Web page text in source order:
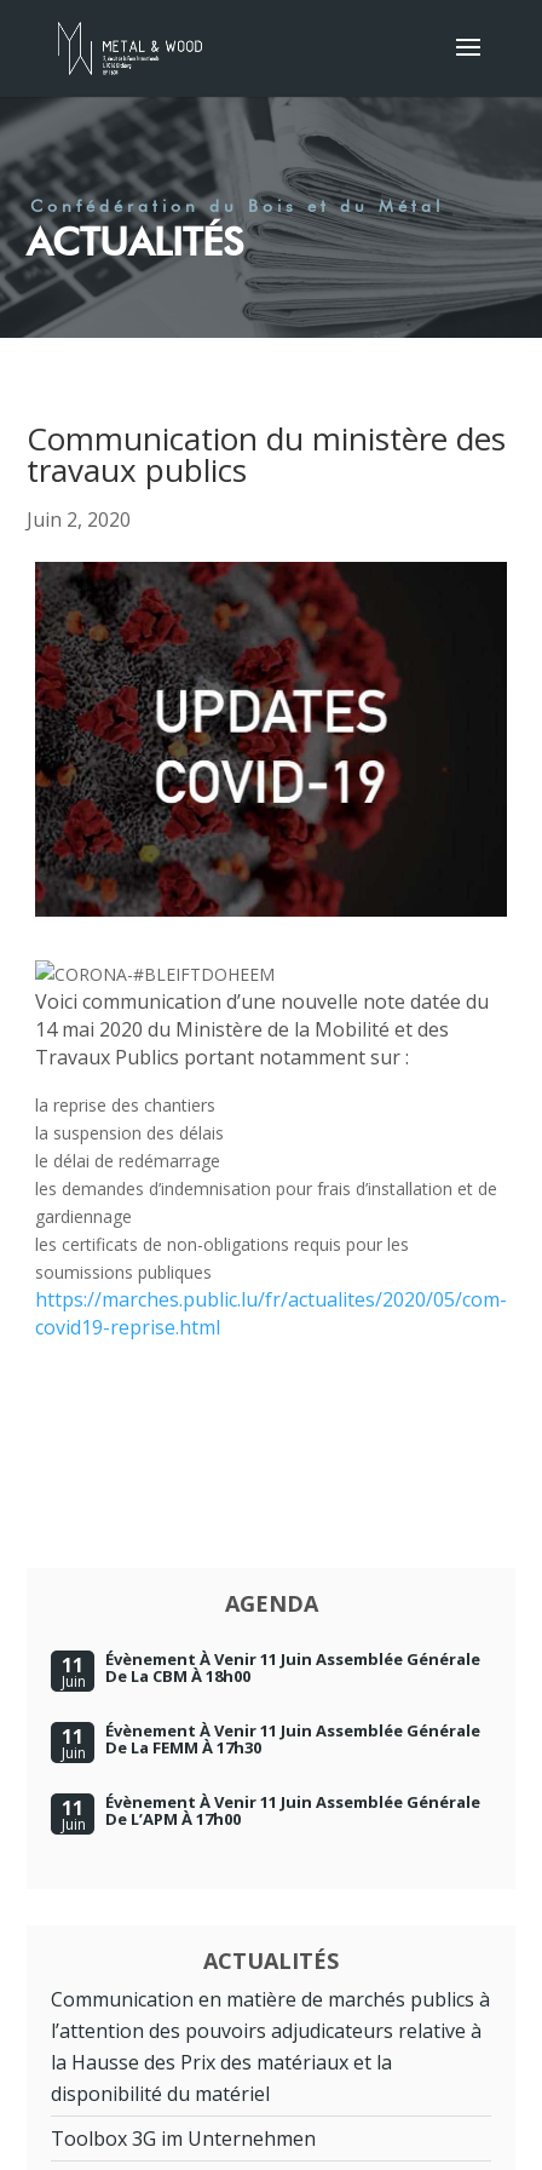
Confédération du Bois et du Métal
ACTUALITÉS
Communication du ministère des
travaux publics
Juin 2, 2020
Voici communication d’une nouvelle note datée du
14 mai 2020 du Ministère de la Mobilité et des
Travaux Publics portant notamment sur :
la reprise des chantiers
la suspension des délais
le délai de redémarrage
les demandes d’indemnisation pour frais d’installation et de
gardiennage
les certificats de non-obligations requis pour les
soumissions publiques
https://marches.public.lu/fr/actualites/2020/05/com-
covid19-reprise.html
AGENDA
11
Juin
Évènement À Venir 11 Juin Assemblée Générale
De La CBM À 18h00
11
Juin
Évènement À Venir 11 Juin Assemblée Générale
De La FEMM À 17h30
11
Juin
Évènement À Venir 11 Juin Assemblée Générale
De L’APM À 17h00
ACTUALITÉS
Communication en matière de marchés publics à
l’attention des pouvoirs adjudicateurs relative à
la Hausse des Prix des matériaux et la
disponibilité du matériel
Toolbox 3G im Unternehmen